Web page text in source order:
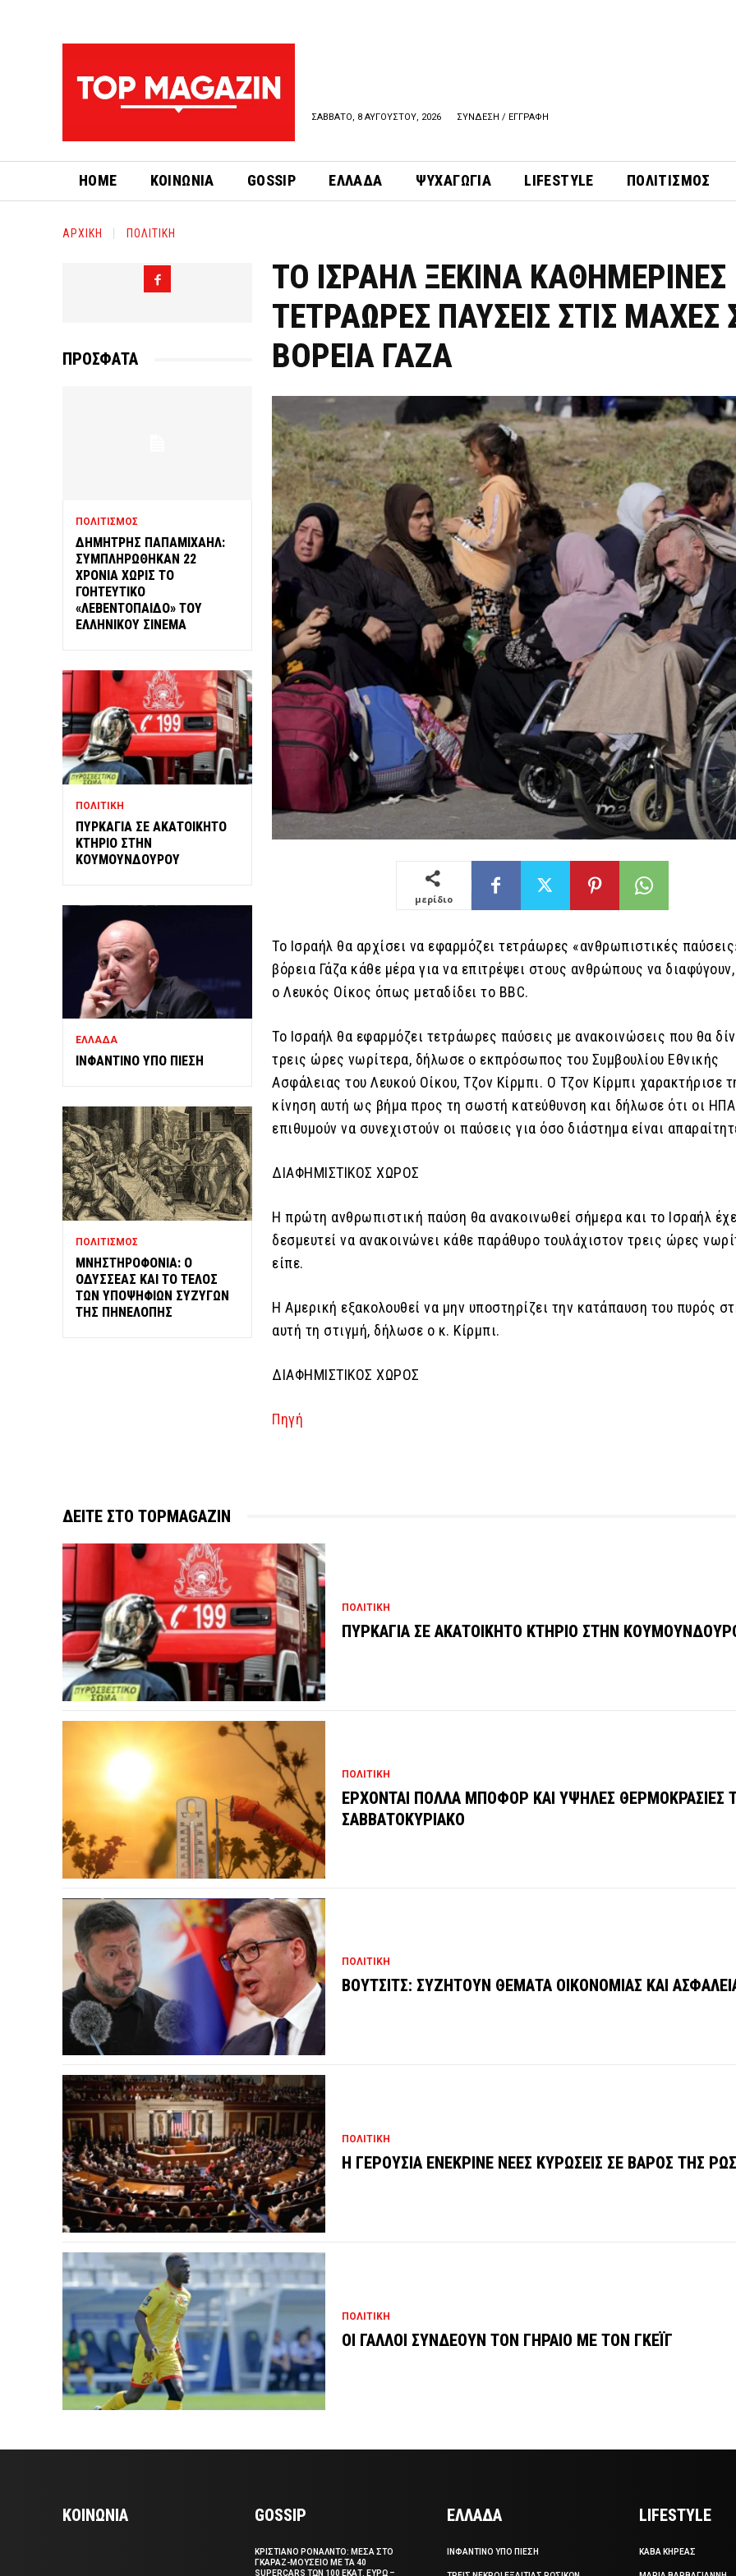
ΣΑΒΒΑΤΟ, 8 ΑΥΓΟΥΣΤΟΥ, 2026 ΣΥΝΔΕΣΗ / ΕΓΓΡΑΦΗ
HOME ΚΟΙΝΩΝΙΑ GOSSIP ΕΛΛΑΔΑ ΨΥΧΑΓΩΓΙΑ LIFESTYLE ΠΟΛΙΤΙΣΜΟΣ
ΑΡΧΙΚΗ ΠΟΛΙΤΙΚΗ
ΠΡΟΣΦΑΤΑ
ΠΟΛΙΤΙΣΜΟΣ
ΔΗΜΗΤΡΗΣ ΠΑΠΑΜΙΧΑΗΛ:
ΣΥΜΠΛΗΡΩΘΗΚΑΝ 22
ΧΡΟΝΙΑ ΧΩΡΙΣ ΤΟ
ΓΟΗΤΕΥΤΙΚΟ
«ΛΕΒΕΝΤΟΠΑΙΔΟ» ΤΟΥ
ΕΛΛΗΝΙΚΟΥ ΣΙΝΕΜΑ
ΠΟΛΙΤΙΚΗ
ΠΥΡΚΑΓΙΑ ΣΕ ΑΚΑΤΟΙΚΗΤΟ
ΚΤΗΡΙΟ ΣΤΗΝ
ΚΟΥΜΟΥΝΔΟΥΡΟΥ
ΕΛΛΑΔΑ
ΙΝΦΑΝΤΙΝΟ ΥΠΟ ΠΙΕΣΗ
ΠΟΛΙΤΙΣΜΟΣ
ΜΝΗΣΤΗΡΟΦΟΝΙΑ: Ο
ΟΔΥΣΣΕΑΣ ΚΑΙ ΤΟ ΤΕΛΟΣ
ΤΩΝ ΥΠΟΨΗΦΙΩΝ ΣΥΖΥΓΩΝ
ΤΗΣ ΠΗΝΕΛΟΠΗΣ
ΤΟ ΙΣΡΑΗΛ ΞΕΚΙΝΑ ΚΑΘΗΜΕΡΙΝΕΣ
ΤΕΤΡΑΩΡΕΣ ΠΑΥΣΕΙΣ ΣΤΙΣ ΜΑΧΕΣ
ΒΟΡΕΙΑ ΓΑΖΑ
μερίδιο
Το Ισραήλ θα αρχίσει να εφαρμόζει τετράωρες «ανθρωπιστικές
βόρεια Γάζα κάθε μέρα για να επιτρέψει στους ανθρώπους να
ο Λευκός Οίκος όπως μεταδίδει το ΒΒC.
Το Ισραήλ θα εφαρμόζει τετράωρες παύσεις με ανακοινώσεις που θα
τρεις ώρες νωρίτερα, δήλωσε ο εκπρόσωπος του Συμβουλίου Εθνικής
Ασφάλειας του Λευκού Οίκου, Τζον Κίρμπι. Ο Τζον Κίρμπι χαρακτήρισε
κίνηση αυτή ως βήμα προς τη σωστή κατεύθυνση και δήλωσε ότι οι ΗΠΑ
επιθυμούν να συνεχιστούν οι παύσεις για όσο διάστημα είναι
ΔΙΑΦΗΜΙΣΤΙΚΟΣ ΧΩΡΟΣ
Η πρώτη ανθρωπιστική παύση θα ανακοινωθεί σήμερα και το Ισραήλ
δεσμευτεί να ανακοινώνει κάθε παράθυρο τουλάχιστον τρεις ώρες
είπε.
Η Αμερική εξακολουθεί να μην υποστηρίζει την κατάπαυση του πυρός
αυτή τη στιγμή, δήλωσε ο κ. Κίρμπι.
ΔΙΑΦΗΜΙΣΤΙΚΟΣ ΧΩΡΟΣ
Πηγή
ΔΕΙΤΕ ΣΤΟ TOPMAGAZIN
ΠΟΛΙΤΙΚΗ
ΠΥΡΚΑΓΙΑ ΣΕ ΑΚΑΤΟΙΚΗΤΟ ΚΤΗΡΙΟ ΣΤΗΝ
ΠΟΛΙΤΙΚΗ
ΕΡΧΟΝΤΑΙ ΠΟΛΛΑ ΜΠΟΦΟΡ ΚΑΙ ΥΨΗΛΕΣ ΘΕΡΜΟΚΡΑΣΙΕΣ
ΣΑΒΒΑΤΟΚΥΡΙΑΚΟ
ΠΟΛΙΤΙΚΗ
ΒΟΥΤΣΙΤΣ: ΣΥΖΗΤΟΥΝ ΘΕΜΑΤΑ ΟΙΚΟΝΟΜΙΑΣ ΚΑΙ
ΠΟΛΙΤΙΚΗ
Η ΓΕΡΟΥΣΙΑ ΕΝΕΚΡΙΝΕ ΝΕΕΣ ΚΥΡΩΣΕΙΣ ΣΕ ΒΑΡΟΣ ΤΗΣ
ΠΟΛΙΤΙΚΗ
ΟΙ ΓΑΛΛΟΙ ΣΥΝΔΕΟΥΝ ΤΟΝ ΓΗΡΑΙΟ ΜΕ ΤΟΝ ΓΚΕΪΓ
ΚΟΙΝΩΝΙΑ GOSSIP
ΚΡΙΣΤΙΑΝΟ ΡΟΝΑΛΝΤΟ: ΜΕΣΑ ΣΤΟ
ΓΚΑΡΑΖ-ΜΟΥΣΕΙΟ ΜΕ ΤΑ 40
SUPERCARS ΤΩΝ 100 ΕΚΑΤ. ΕΥΡΩ –
ΕΛΛΑΔΑ
ΙΝΦΑΝΤΙΝΟ ΥΠΟ ΠΙΕΣΗ
LIFESTYLE
ΚΑΒΑ ΚΗΡΕΑΣ